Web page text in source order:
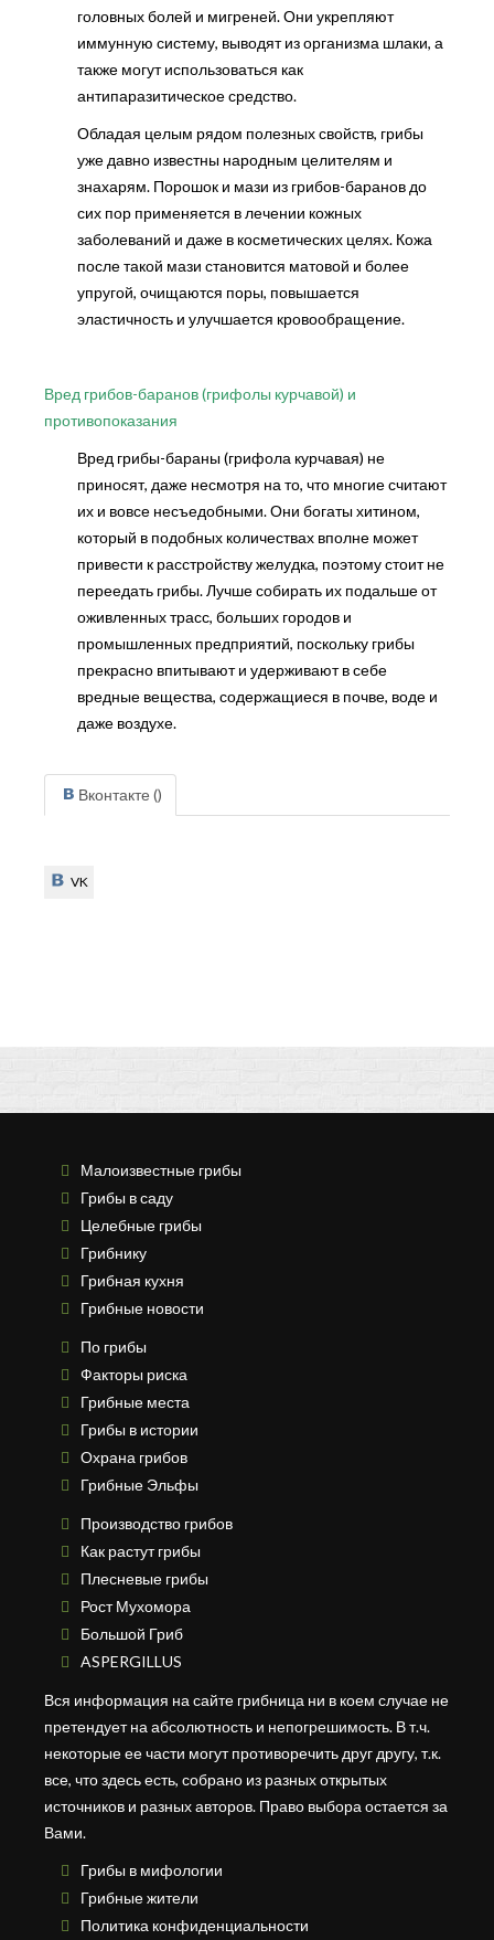
головных болей и мигреней. Они укрепляют
иммунную систему, выводят из организма шлаки, а
также могут использоваться как
антипаразитическое средство.
Обладая целым рядом полезных свойств, грибы
уже давно известны народным целителям и
знахарям. Порошок и мази из грибов-баранов до
сих пор применяется в лечении кожных
заболеваний и даже в косметических целях. Кожа
после такой мази становится матовой и более
упругой, очищаются поры, повышается
эластичность и улучшается кровообращение.
Вред грибов-баранов (грифолы курчавой) и
противопоказания
Вред грибы-бараны (грифола курчавая) не
приносят, даже несмотря на то, что многие считают
их и вовсе несъедобными. Они богаты хитином,
который в подобных количествах вполне может
привести к расстройству желудка, поэтому стоит не
переедать грибы. Лучше собирать их подальше от
оживленных трасс, больших городов и
промышленных предприятий, поскольку грибы
прекрасно впитывают и удерживают в себе
вредные вещества, содержащиеся в почве, воде и
даже воздухе.
Вконтакте ()
VK
VK
Малоизвестные грибы
Грибы в саду
Целебные грибы
Грибнику
Грибная кухня
Грибные новости
По грибы
Факторы риска
Грибные места
Грибы в истории
Охрана грибов
Грибные Эльфы
Производство грибов
Как растут грибы
Плесневые грибы
Рост Мухомора
Большой Гриб
ASPERGILLUS
Вся информация на сайте грибница ни в коем случае не
претендует на абсолютность и непогрешимость. В т.ч.
некоторые ее части могут противоречить друг другу, т.к.
все, что здесь есть, собрано из разных открытых
источников и разных авторов. Право выбора остается за
Вами.
Грибы в мифологии
Грибные жители
Политика конфиденциальности